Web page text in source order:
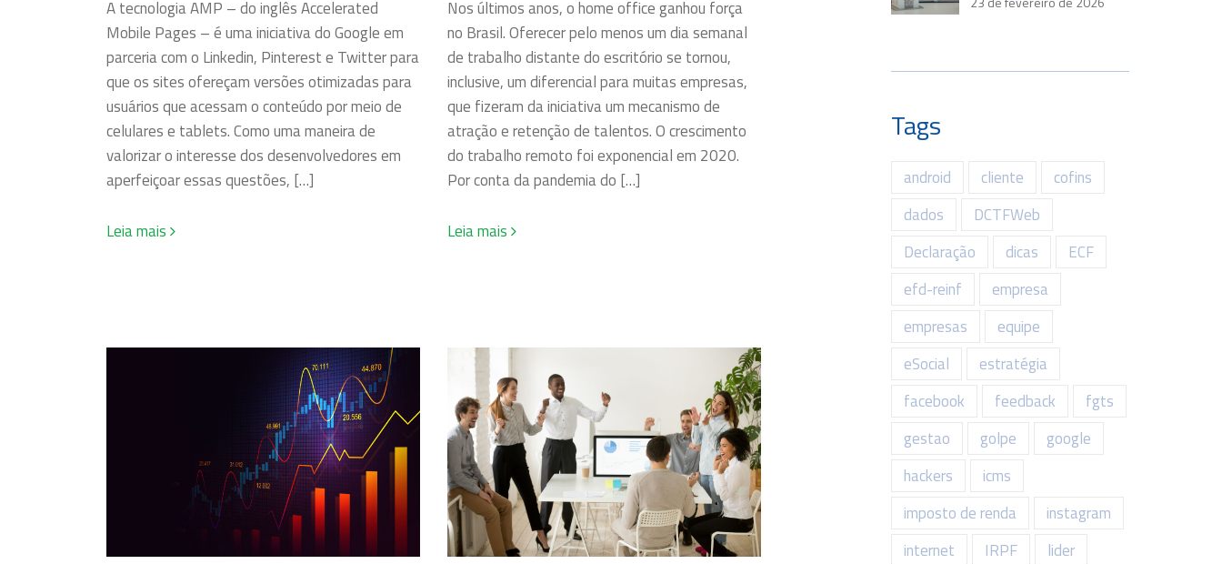
A tecnologia AMP – do inglês Accelerated
Mobile Pages – é uma iniciativa do Google em
parceria com o Linkedin, Pinterest e Twitter para
que os sites ofereçam versões otimizadas para
usuários que acessam o conteúdo por meio de
celulares e tablets. Como uma maneira de
valorizar o interesse dos desenvolvedores em
aperfeiçoar essas questões, […]
Leia mais
Nos últimos anos, o home office ganhou força
no Brasil. Oferecer pelo menos um dia semanal
de trabalho distante do escritório se tornou,
inclusive, um diferencial para muitas empresas,
que fizeram da iniciativa um mecanismo de
atração e retenção de talentos. O crescimento
do trabalho remoto foi exponencial em 2020.
Por conta da pandemia do […]
Leia mais
Tags
android cliente
cofins
dados
DCTFWeb
Declaração
dicas
ECF
efd-reinf
empresa
empresas
equipe
eSocial
estratégia
facebook
feedback
fgts
gestao
golpe
google
hackers
icms
imposto de renda
instagram
internet
IRPF
lider